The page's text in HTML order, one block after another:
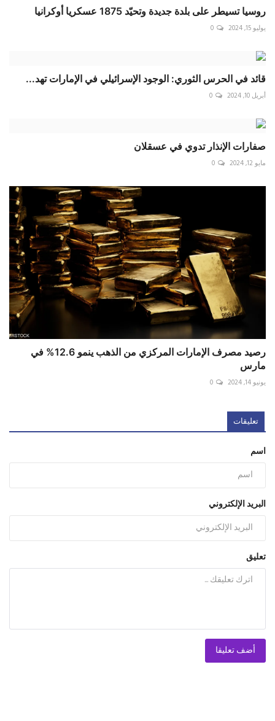
روسيا تسيطر على بلدة جديدة وتحيّد 1875 عسكريا أوكرانيا
يوليو 15, 2024 0
قائد في الحرس الثوري: الوجود الإسرائيلي في الإمارات تهد...
أبريل 10, 2024 0
صفارات الإنذار تدوي في عسقلان
مايو 12, 2024 0
رصيد مصرف الإمارات المركزي من الذهب ينمو 12.6% في
مارس
يونيو 14, 2024 0
تعليقات
اسم
البريد الإلكتروني
تعليق
أضف تعليقا